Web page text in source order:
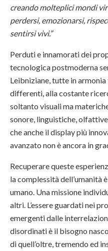
creando molteplici mondi
perdersi, emozionarsi,
sentirsi vivi.”
Perduti e innamorati dei
tecnologica postmoderna
Leibniziane, tutte in
differenti, alla costante
soltanto visuali ma
sonore, linguistiche,
che anche il display più
avanzato non è ancora in
Recuperare queste
la complessità dell’umanità
umano. Una missione
altri. L’essere guardati nei
emergenti dalle
disordinati è il bisogno
di quell’oltre, tremendo ed